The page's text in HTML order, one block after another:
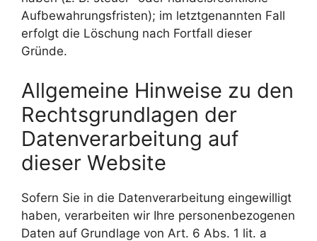
Aufbewahrungsfristen); im letztgenannten Fall
erfolgt die Löschung nach Fortfall dieser
Gründe.
Allgemeine Hinweise zu den
Rechtsgrundlagen der
Datenverarbeitung auf
dieser Website
Sofern Sie in die Datenverarbeitung eingewilligt
haben, verarbeiten wir Ihre personenbezogenen
Daten auf Grundlage von Art. 6 Abs. 1 lit. a